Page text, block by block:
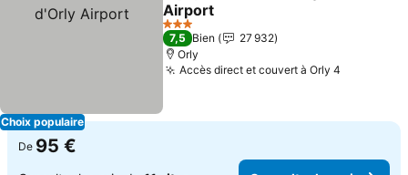
Choix populaire
Airport
3 Étoiles
7,5 Bien
27 932
Orly
Accès direct et couvert à Orly 4
De 95 €